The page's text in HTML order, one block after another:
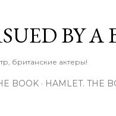
BY A
британские актеры!
BOOK HAMLET. THE